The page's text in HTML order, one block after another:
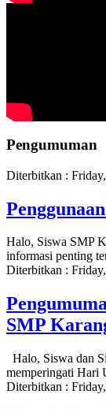
Pengumuman
Diterbitkan :
Halo, Siswa SMP
informasi penting
Diterbitkan :
SMP
Halo, Siswa dan
memperingati Hari
Diterbitkan :